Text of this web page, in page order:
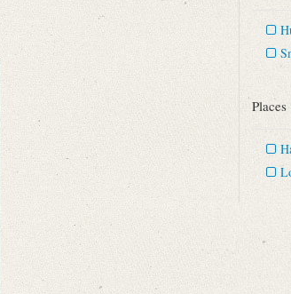
u.a. 1930, S. 3.
und der ihren Brief [...]“
Places